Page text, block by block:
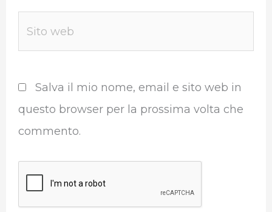
Salva il mio nome, email e sito web in
questo browser per la prossima volta che
commento.